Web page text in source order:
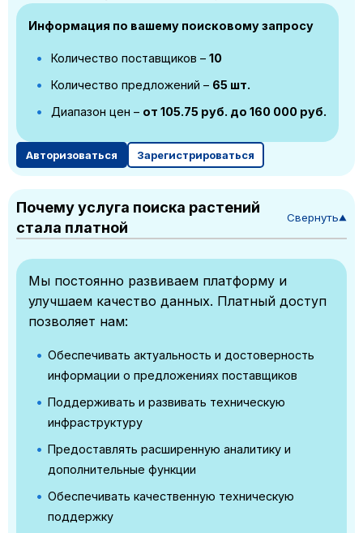
Информация по вашему поисковому запросу
Количество поставщиков – 10
Количество предложений – 65 шт.
Диапазон цен – от 105.75 руб. до 160 000 руб.
Авторизоваться Зарегистрироваться
Почему услуга поиска растений
стала платной
Свернуть▼
Мы постоянно развиваем платформу и
улучшаем качество данных. Платный доступ
позволяет нам:
Обеспечивать актуальность и достоверность
информации о предложениях поставщиков
Поддерживать и развивать техническую
инфраструктуру
Предоставлять расширенную аналитику и
дополнительные функции
Обеспечивать качественную техническую
поддержку